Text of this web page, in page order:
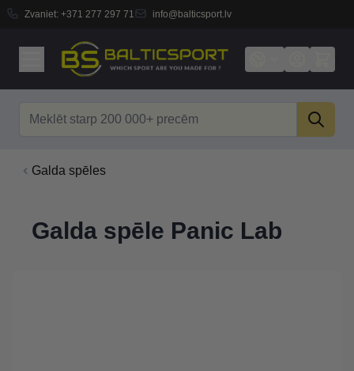
Zvaniet: +371 277 297 71 info@balticsport.lv
Galda spēles
Galda spēle Panic Lab